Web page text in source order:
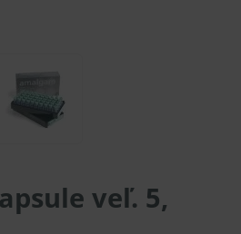
veľ. 5,